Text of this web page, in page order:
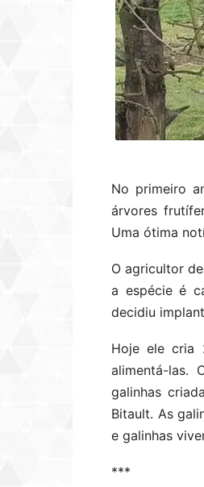
No primeiro
árvores
Uma ótima
O agricultor
a espécie é
decidiu
Hoje ele cria
alimentá-las.
galinhas
Bitault. As
e galinhas
***